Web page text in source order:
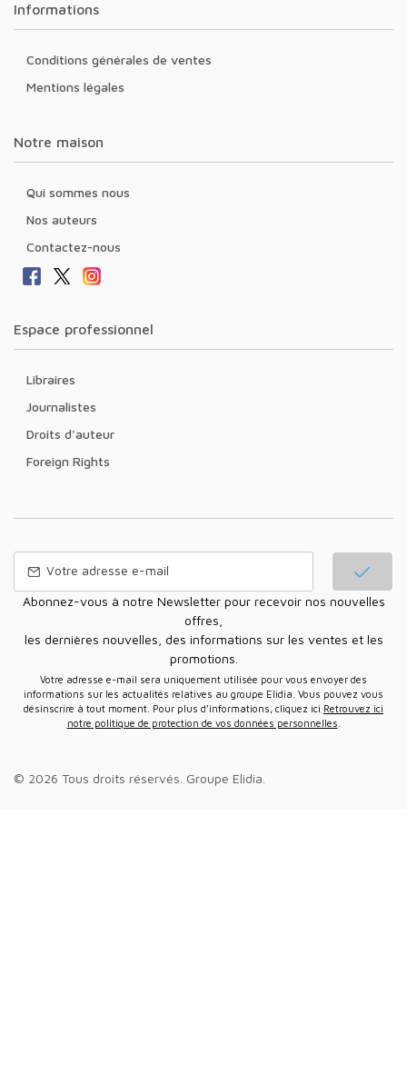
Informations
Conditions générales de ventes
Mentions légales
Notre maison
Qui sommes nous
Nos auteurs
Contactez-nous
Espace professionnel
Libraires
Journalistes
Droits d'auteur
Foreign Rights
Abonnez-vous à notre Newsletter pour recevoir nos nouvelles
offres,
les dernières nouvelles, des informations sur les ventes et les
promotions.
Votre adresse e-mail sera uniquement utilisée pour vous envoyer des
informations sur les actualités relatives au groupe Elidia. Vous pouvez vous
désinscrire à tout moment. Pour plus d’informations, cliquez ici Retrouvez ici
notre politique de protection de vos données personnelles
© 2026 Tous droits réservés. Groupe Elidia